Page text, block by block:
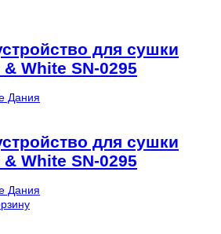
для сушки
White SN-0295
Дания
для сушки
White SN-0295
Дания